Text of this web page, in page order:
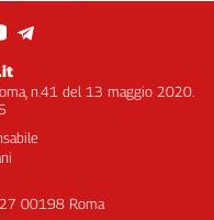
n.41 del 13 maggio 2020.
27 00198 Roma